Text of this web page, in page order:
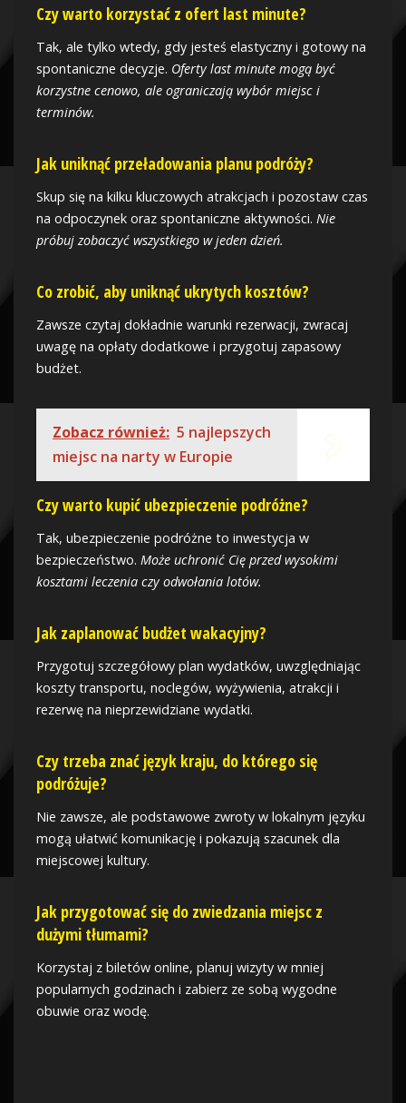
Czy warto korzystać z ofert last minute?
Tak, ale tylko wtedy, gdy jesteś elastyczny i gotowy na
spontaniczne decyzje. Oferty last minute mogą być
korzystne cenowo, ale ograniczają wybór miejsc i
terminów.
Jak uniknąć przeładowania planu podróży?
Skup się na kilku kluczowych atrakcjach i pozostaw czas
na odpoczynek oraz spontaniczne aktywności. Nie
próbuj zobaczyć wszystkiego w jeden dzień.
Co zrobić, aby uniknąć ukrytych kosztów?
Zawsze czytaj dokładnie warunki rezerwacji, zwracaj
uwagę na opłaty dodatkowe i przygotuj zapasowy
budżet.
Zobacz również: 5 najlepszych
miejsc na narty w Europie
Czy warto kupić ubezpieczenie podróżne?
Tak, ubezpieczenie podróżne to inwestycja w
bezpieczeństwo. Może uchronić Cię przed wysokimi
kosztami leczenia czy odwołania lotów.
Jak zaplanować budżet wakacyjny?
Przygotuj szczegółowy plan wydatków, uwzględniając
koszty transportu, noclegów, wyżywienia, atrakcji i
rezerwę na nieprzewidziane wydatki.
Czy trzeba znać język kraju, do którego się
podróżuje?
Nie zawsze, ale podstawowe zwroty w lokalnym języku
mogą ułatwić komunikację i pokazują szacunek dla
miejscowej kultury.
Jak przygotować się do zwiedzania miejsc z
dużymi tłumami?
Korzystaj z biletów online, planuj wizyty w mniej
popularnych godzinach i zabierz ze sobą wygodne
obuwie oraz wodę.